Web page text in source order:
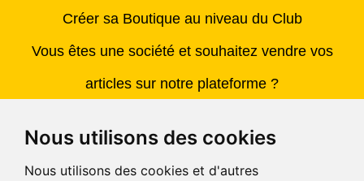
Nous utilisons des cookies
Nous utilisons des cookies et d'autres
Créer sa Boutique au niveau du Club
Vous êtes une société et souhaitez vendre vos
articles sur notre plateforme ?